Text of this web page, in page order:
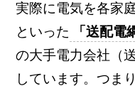
実際に電気を各家
といった
「送配電
の大手電力会社（
しています。つま